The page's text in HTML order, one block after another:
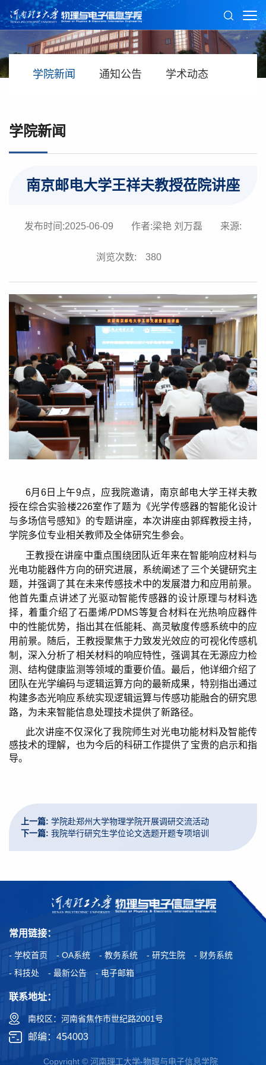
学院新闻 通知公告 学术动态
学院新闻
南京邮电大学王祥夫教授莅院讲座
发布时间:2025-06-09 作者:梁艳 刘万磊 来源:
浏览次数: 380
6月 6日上午9点，应我院邀请，南京邮电大学王祥夫教
授在综合实验楼226室作了题为《光学传感器的智能化设计
与多场信号感知》的专题讲座，本次讲座由郭辉教授主持，
学院多位专业相关教师及全体研究生参会。
王教授在讲座中重点围绕团队近年来在智能响应材料与
光电功能器件方向的研究进展，系统阐述了三个关键研究主
题，并强调了其在未来传感技术中的发展潜力和应用前景。
他首先重点讲述了光驱动智能传感器的设计原理与材料选
择，着重介绍了石墨烯/PDMS等复合材料在光热响应器件
中的性能优势，指出其在低能耗、高灵敏度传感系统中的应
用前景。随后，王教授聚焦于力致发光效应的可视化传感机
制，深入分析了相关材料的响应特性，强调其在无源应力检
测、结构健康监测等领域的重要价值。最后，他详细介绍了
团队在光学编码与逻辑运算方向的最新成果，特别指出通过
构建多态光响应系统实现逻辑运算与传感功能融合的研究思
路，为未来智能信息处理技术提供了新路径。
此次讲座不仅深化了我院师生对光电功能材料及智能传
感技术的理解，也为今后的科研工作提供了宝贵的启示和指
导。
上一篇: 学院赴郑州大学物理学院开展调研交流活动
下一篇: 我院举行研究生学位论文选题开题专项培训
常用链接：
- 学校首页 - OA系统 - 教务系统 - 研究生院
- 财务系统
- 科技处
- 最新公告 - 电子邮箱
联系地址：
南校区：河南省焦作市世纪路2001号
邮编：454003
Copyright © 河南理工大学-物理与电子信息学院